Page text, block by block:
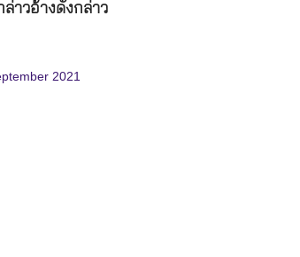
าวอ้างดังกล่าว
2021